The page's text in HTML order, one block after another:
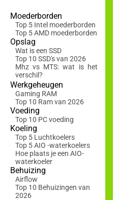
Moederborden
Top 5 Intel moederborden
Top 5 AMD moederborden
Opslag
Wat is een SSD
Top 10 SSD's van 2026
Mhz vs MTS: wat is het
verschil?
Werkgeheugen
Gaming RAM
Top 10 Ram van 2026
Voeding
Top 10 PC voeding
Koeling
Top 5 Luchtkoelers
Top 5 AIO -waterkoelers
Hoe plaats je een AIO-
waterkoeler
Behuizing
Airflow
Top 10 Behuizingen van
2026